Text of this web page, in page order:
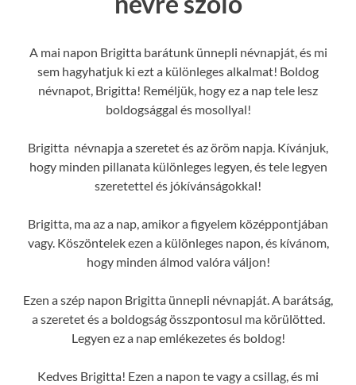
A mai napon Brigitta barátunk ünnepli névnapját, és mi
sem hagyhatjuk ki ezt a különleges alkalmat! Boldog
névnapot, Brigitta! Reméljük, hogy ez a nap tele lesz
boldogsággal és mosollyal!
Brigitta névnapja a szeretet és az öröm napja. Kívánjuk,
hogy minden pillanata különleges legyen, és tele legyen
szeretettel és jókívánságokkal!
Brigitta, ma az a nap, amikor a figyelem középpontjában
vagy. Köszöntelek ezen a különleges napon, és kívánom,
hogy minden álmod valóra váljon!
Ezen a szép napon Brigitta ünnepli névnapját. A barátság,
a szeretet és a boldogság összpontosul ma körülötted.
Legyen ez a nap emlékezetes és boldog!
Kedves Brigitta! Ezen a napon te vagy a csillag, és mi